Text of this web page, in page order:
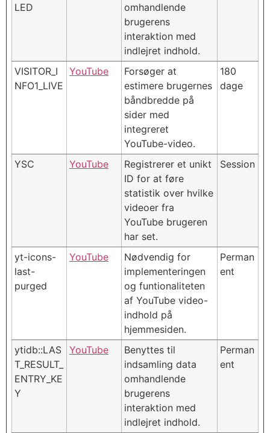
LED
omhandlende
brugerens
interaktion med
indlejret indhold.
VISITOR_I
NFO1_LIVE
YouTube
Forsøger at
estimere brugernes
båndbredde på
sider med
integreret
YouTube-video.
180
dage
YSC YouTube
Registrerer et unikt
ID for at føre
statistik over hvilke
videoer fra
YouTube brugeren
har set.
Session
yt-icons-
last-
purged
YouTube
Nødvendig for
implementeringen
og funtionaliteten
af YouTube video-
indhold på
hjemmesiden.
Perman
ent
ytidb::LAS
T_RESULT_
ENTRY_KE
Y
YouTube
Benyttes til
indsamling data
omhandlende
brugerens
interaktion med
indlejret indhold.
Perman
ent